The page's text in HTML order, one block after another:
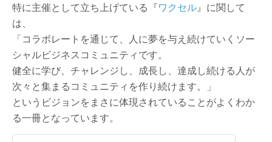
2025
賞！
は
特に主催として立ち上げている『ワクセル 』に関して
は、
「コラボレートを通じて、人に夢を与え続けていくソー
シャルビジネスコミュニティです。
健全に学び、チャレンジし、成長し、達成し続ける人が
次々と集まるコミュニティを作り続けます。」
というビジョンをまさに体現されていることがよくわか
る一冊となっています。